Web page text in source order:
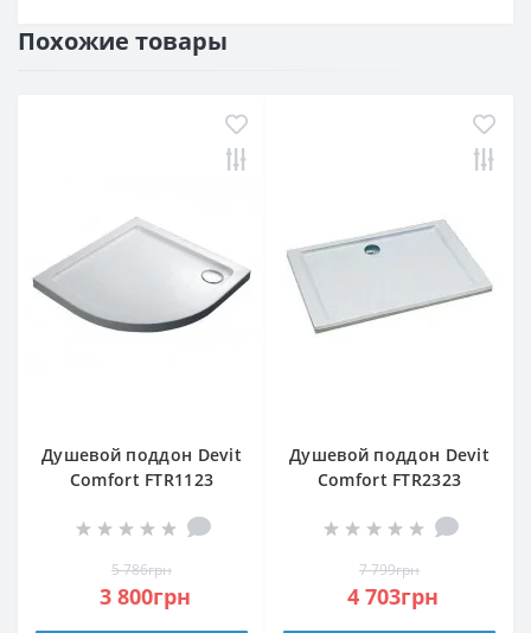
Похожие товары
Душевой поддон Devit
Comfort FTR1123
круга
5 786грн
3 800грн
Душевой поддон Devit
Comfort FTR2323
прямоугольный
7 799грн
4 703грн